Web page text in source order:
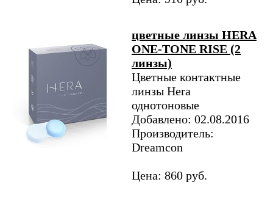
цветные линзы HERA
ONE-TONE RISE (2
линзы)
Цветные контактные
линзы Hera
однотоновые
Добавлено: 02.08.2016
Производитель:
Dreamcon
Цена: 860 руб.